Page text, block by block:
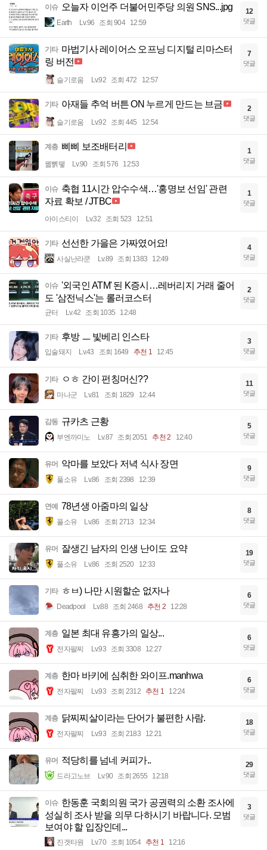
이슈 오늘자 이언주 더불어민주당 의원 SNS...jpg
Earth Lv.96 조회 904 12:59
12
댓글
기타 마법기사 레이어스 오프닝 디지털 리마스터
링 버전
슬기로움 Lv.92 조회 472 12:57
7
댓글
기타 아재들 추억 버튼 ON 누르게 만드는 브금
슬기로움 Lv.92 조회 445 12:54
2
댓글
계층 삐삐 보조배터리
꿻뻵뗗 Lv.90 조회 576 12:53
1
댓글
이슈 축협 11시간 압수수색…'홍명보 선임' 관련
자료 확보 / JTBC
아이스티이 Lv.32 조회 523 12:51
1
댓글
기타 선선한 가을은 가짜였어요!
사실난라쿤 Lv.89 조회 1383 12:49
4
댓글
이슈 '외국인 ATM' 된 K증시…레버리지 거래 줄어
도 '삼전닉스'는 롤러코스터
균터 Lv.42 조회 1035 12:48
2
댓글
기타 후방 ㅡ 빛베리 인스타
입술돼지 Lv.43 조회 1649 추천 1 12:45
3
댓글
기타 ㅇㅎ 간이 펀칭머신??
마나군 Lv.81 조회 1829 12:44
11
댓글
감동 규카츠 근황
부엔까미노 Lv.87 조회 2051 추천 2 12:40
5
댓글
유머 악마를 보았다 저녁 식사 장면
풀소유 Lv.86 조회 2398 12:39
9
댓글
연예 78년생 아줌마의 일상
풀소유 Lv.86 조회 2713 12:34
8
댓글
유머 잘생긴 남자의 인생 난이도 요약
풀소유 Lv.86 조회 2520 12:33
19
댓글
기타 ㅎㅂ) 나만 시원할순 없자나
Deadpool Lv.88 조회 2468 추천 2 12:28
6
댓글
계층 일본 최대 유흥가의 일상...
전자팔찌 Lv.93 조회 3308 12:27
6
댓글
계층 한마 바키에 심취한 와이프.manhwa
전자팔찌 Lv.93 조회 2312 추천 1 12:24
6
댓글
계층 닭찌찌살이라는 단어가 불편한 사람.
전자팔찌 Lv.93 조회 2183 12:21
18
댓글
유머 적당히를 넘네 커피가..
드라고노브 Lv.90 조회 2655 12:18
29
댓글
이슈 한동훈 국회의원 국가 공권력의 소환 조사에
성실히 조사 받을 의무 다하시기 바랍니다. 모범
보여야 할 입장인데...
진겟타원 Lv.70 조회 1054 추천 1 12:16
3
댓글